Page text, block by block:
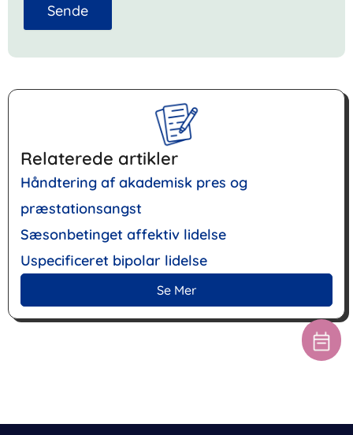
Sende
Relaterede artikler
Håndtering af akademisk pres og
præstationsangst
Sæsonbetinget affektiv lidelse
Uspecificeret bipolar lidelse
Se Mer